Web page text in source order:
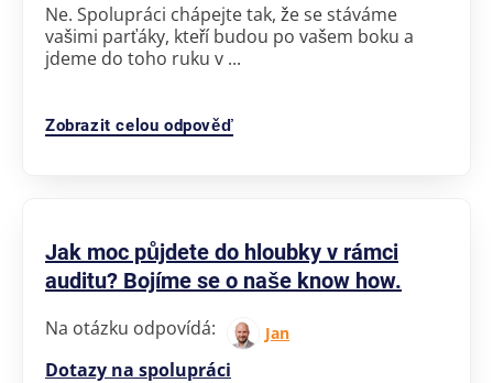
Ne. Spolupráci chápejte tak, že se stáváme
vašimi parťáky, kteří budou po vašem boku a
jdeme do toho ruku v ...
Zobrazit celou odpověď
Jak moc půjdete do hloubky v rámci
auditu? Bojíme se o naše know how.
Na otázku odpovídá: Jan
Dotazy na spolupráci